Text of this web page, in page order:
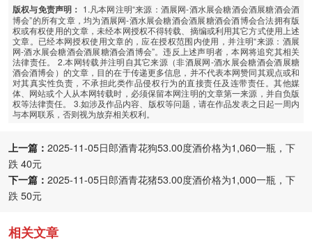
版权与免责声明： 1.凡本网注明“来源：酒展网-酒水展会糖酒会酒展糖酒会酒
博会”的所有文章，均为酒展网-酒水展会糖酒会酒展糖酒会酒博会合法拥有版
权或有权使用的文章，未经本网授权不得转载、摘编或利用其它方式使用上述
文章。已经本网授权使用文章的，应在授权范围内使用，并注明“来源：酒展
网-酒水展会糖酒会酒展糖酒会酒博会”。违反上述声明者，本网将追究其相关
法律责任。 2.本网转载并注明自其它来源（非酒展网-酒水展会糖酒会酒展糖
酒会酒博会）的文章，目的在于传递更多信息，并不代表本网赞同其观点或和
对其真实性负责，不承担此类作品侵权行为的直接责任及连带责任。其他媒
体、网站或个人从本网转载时，必须保留本网注明的文章第一来源，并自负版
权等法律责任。 3.如涉及作品内容、版权等问题，请在作品发表之日起一周内
与本网联系，否则视为放弃相关权利。
上一篇： 2025-11-05日郎酒青花狗53.00度酒价格为1,060一瓶，下
跌 40元
下一篇： 2025-11-05日郎酒青花猪53.00度酒价格为1,000一瓶，下
跌 50元
相关文章